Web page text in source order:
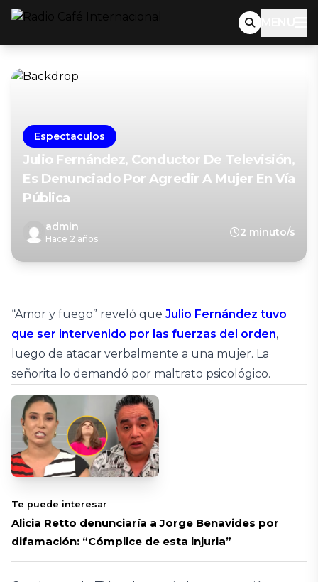
MENU
Espectaculos
Julio Fernández, Conductor De Televisión,
Es Denunciado Por Agredir A Mujer En Vía
Pública
admin
Hace 2 años
2 minuto/s
“Amor y fuego” reveló que Julio Fernández tuvo
que ser intervenido por las fuerzas del orden,
luego de atacar verbalmente a una mujer. La
señorita lo demandó por maltrato psicológico.
Te puede interesar
Alicia Retto denunciaría a Jorge Benavides por
difamación: “Cómplice de esta injuria”